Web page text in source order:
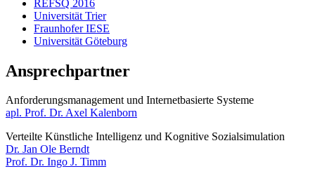
REFSQ 2016
Universität Trier
Fraunhofer IESE
Universität Göteburg
Ansprechpartner
Anforderungsmanagement und Internetbasierte Systeme​​​​​​
apl. Prof. Dr. Axel Kalenborn
Verteilte Künstliche Intelligenz und Kognitive Sozialsimulation
Dr. Jan Ole Berndt
Prof. Dr. Ingo J. Timm